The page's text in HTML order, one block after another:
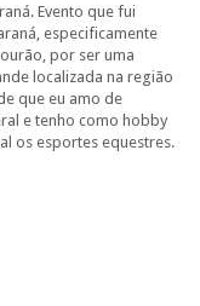
Evento que fui
especificamente
por ser uma
localizada na região
que eu amo de
e tenho como hobby
os esportes equestres.